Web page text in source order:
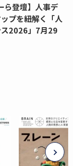
ら登壇】人事デ
プを紐解く「人
2026」7月29